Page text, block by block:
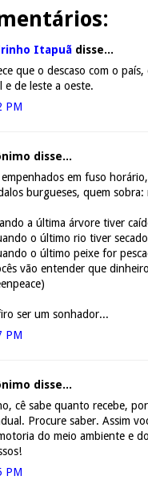
Itapuã disse...
que o descaso com o
e de leste a oeste.
PM
disse...
empenhados em fuso
burgueses, quem
a última árvore tiver
o último rio tiver
o último peixe for
vão entender que
ser um sonhador...
PM
disse...
cê sabe quanto recebe,
Procure saber. Assim
do meio ambiente e
PM